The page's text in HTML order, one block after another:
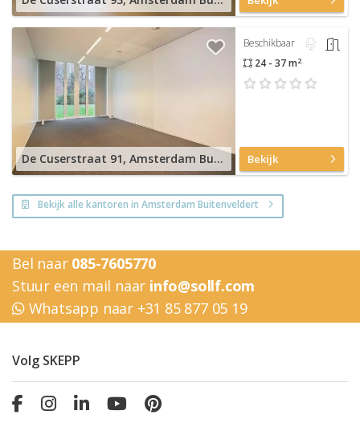
De Cuserstraat 91, Amsterdam Buitenveldert
Beschikbaar
24 - 37 m2
Bekijk
Bekijk alle kantoren in Amsterdam Buitenveldert
Bel naar 085-7605770
Stuur een mail naar info@sollf.com
Whatsapp naar +31 85 877 05 19
Volg SKEPP